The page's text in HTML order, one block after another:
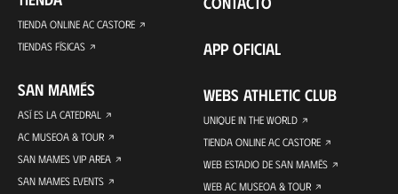
TIENDA ONLINE AC CASTORE
TIENDAS FÍSICAS
SAN MAMÉS
ASÍ ES LA CATEDRAL
AC MUSEOA & TOUR
SAN MAMES VIP AREA
SAN MAMES EVENTS
APP OFICIAL
WEBS ATHLETIC CLUB
UNIQUE IN THE WORLD
TIENDA ONLINE AC CASTORE
WEB ESTADIO DE SAN MAMÉS
WEB AC MUSEOA & TOUR